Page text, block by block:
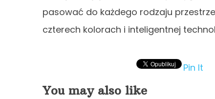
pasować do każdego rodzaju
czterech kolorach i inteligentnej
Pin It
You may also like